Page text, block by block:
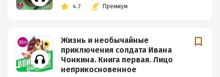
4.7 Премиум
Жизнь и необычайные
приключения солдата Ивана
Чонкина. Книга первая. Лицо
неприкосновенное